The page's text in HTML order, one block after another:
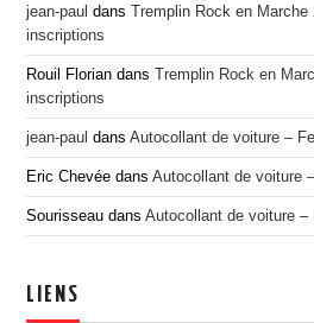
CONTACT
jean-paul dansTremplin Rock en Marche
inscriptions
Rouil Florian dansTremplin Rock en
inscriptions
jean-paul dansAutocollant de voiture –
Eric Chevée dansAutocollant de voiture
Sourisseau dansAutocollant de voiture
LIENS